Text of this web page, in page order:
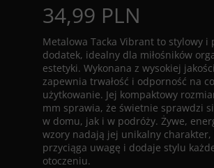
Metalowa Tacka Vibrant to stylowy i
dodatek, idealny dla miłośników
estetyki. Wykonana z wysokiej
zapewnia trwałość i odporność na
użytkowanie. Jej kompaktowy
mm sprawia, że świetnie sprawdzi
w domu, jak i w podróży. Żywe,
wzory nadają jej unikalny charakter,
przyciąga uwagę i dodaje stylu
otoczeniu.
34,99 PLN